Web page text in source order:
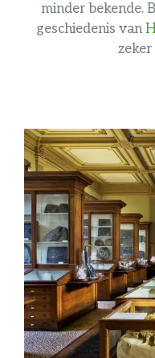
minder bekende.
geschiedenis van